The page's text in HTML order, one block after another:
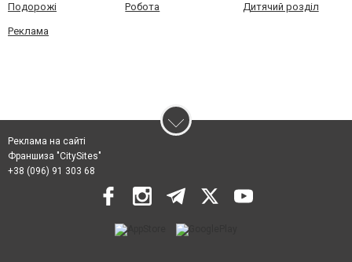
Подорожі Робота Дитячий розділ
Реклама
Реклама на сайті
Франшиза "CitySites"
+38 (096) 91 303 68